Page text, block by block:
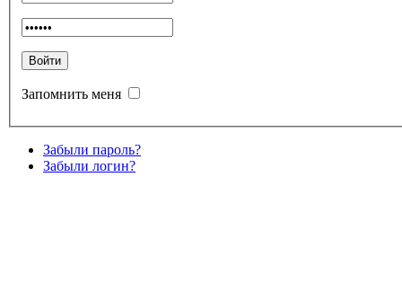
Запомнить меня
Забыли пароль?
Забыли логин?